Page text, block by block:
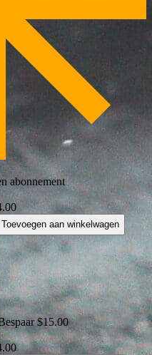
abonnement
Toevoegen aan winkelwagen
$15.00